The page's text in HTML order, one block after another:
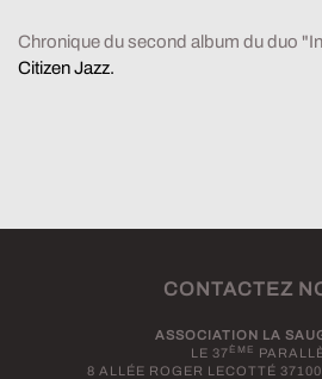
Chronique du second album du duo
Citizen Jazz.
CONTACTEZ
ASSOCIATION LA
LE 37 ÈME
8 ALLÉE ROGER LECOTTÉ